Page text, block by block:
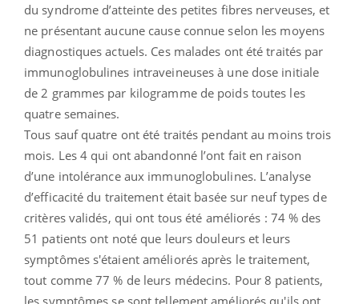
du syndrome d’atteinte des petites fibres nerveuses, et
ne présentant aucune cause connue selon les moyens
diagnostiques actuels. Ces malades ont été traités par
immunoglobulines intraveineuses à une dose initiale
de 2 grammes par kilogramme de poids toutes les
quatre semaines.
Tous sauf quatre ont été traités pendant au moins trois
mois. Les 4 qui ont abandonné l’ont fait en raison
d’une intolérance aux immunoglobulines. L’analyse
d’efficacité du traitement était basée sur neuf types de
critères validés, qui ont tous été améliorés : 74 % des
51 patients ont noté que leurs douleurs et leurs
symptômes s'étaient améliorés après le traitement,
tout comme 77 % de leurs médecins. Pour 8 patients,
les symptômes se sont tellement améliorés qu'ils ont